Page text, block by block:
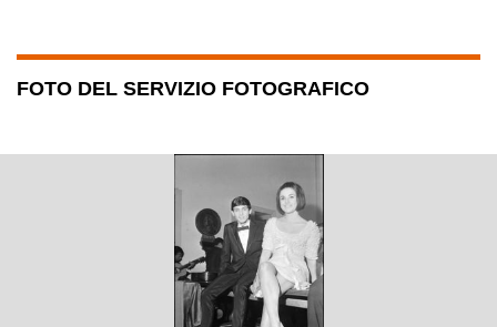
FOTO DEL SERVIZIO FOTOGRAFICO